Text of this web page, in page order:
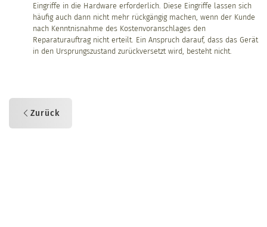
Eingriffe in die Hardware erforderlich. Diese Eingriffe lassen sich
häufig auch dann nicht mehr rückgängig machen, wenn der Kunde
nach Kenntnisnahme des Kostenvoranschlages den
Reparaturauftrag nicht erteilt. Ein Anspruch darauf, dass das Gerät
in den Ursprungszustand zurückversetzt wird, besteht nicht.
Zurück